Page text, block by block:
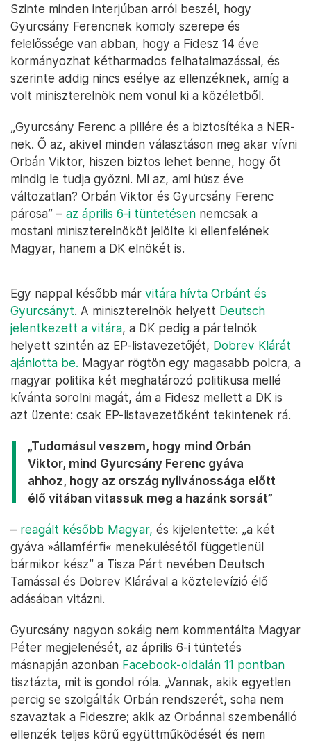
Szinte minden interjúban arról beszél, hogy
Gyurcsány Ferencnek komoly szerepe és
felelőssége van abban, hogy a Fidesz 14 éve
kormányozhat kétharmados felhatalmazással, és
szerinte addig nincs esélye az ellenzéknek, amíg a
volt miniszterelnök nem vonul ki a közéletből.
„Gyurcsány Ferenc a pillére és a biztosítéka a NER-
nek. Ő az, akivel minden választáson meg akar vívni
Orbán Viktor, hiszen biztos lehet benne, hogy őt
mindig le tudja győzni. Mi az, ami húsz éve
változatlan? Orbán Viktor és Gyurcsány Ferenc
párosa” – az április 6-i tüntetésen nemcsak a
mostani miniszterelnököt jelölte ki ellenfelének
Magyar, hanem a DK elnökét is.
Egy nappal később már vitára hívta Orbánt és
Gyurcsányt. A miniszterelnök helyett Deutsch
jelentkezett a vitára, a DK pedig a pártelnök
helyett szintén az EP-listavezetőjét, Dobrev Klárát
ajánlotta be. Magyar rögtön egy magasabb polcra, a
magyar politika két meghatározó politikusa mellé
kívánta sorolni magát, ám a Fidesz mellett a DK is
azt üzente: csak EP-listavezetőként tekintenek rá.
„Tudomásul veszem, hogy mind Orbán
Viktor, mind Gyurcsány Ferenc gyáva
ahhoz, hogy az ország nyilvánossága előtt
élő vitában vitassuk meg a hazánk sorsát”
– reagált később Magyar, és kijelentette: „a két
gyáva »államférfi« menekülésétől függetlenül
bármikor kész” a Tisza Párt nevében Deutsch
Tamással és Dobrev Klárával a köztelevízió élő
adásában vitázni.
Gyurcsány nagyon sokáig nem kommentálta Magyar
Péter megjelenését, az április 6-i tüntetés
másnapján azonban Facebook-oldalán 11 pontban
tisztázta, mit is gondol róla. „Vannak, akik egyetlen
percig se szolgálták Orbán rendszerét, soha nem
szavaztak a Fideszre; akik az Orbánnal szembenálló
ellenzék teljes körű együttműködését és nem